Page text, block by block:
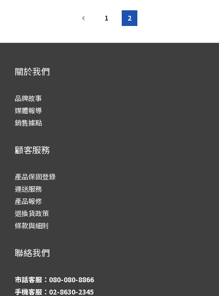
1 2
關於我們
品牌故事
媒體報導
銷售據點
顧客服務
產品保固登錄
運送服務
產品報修
退換貨政策
條款與細則
聯絡我們
市話客服：080-080-8866
手機客服：02-8630-2345